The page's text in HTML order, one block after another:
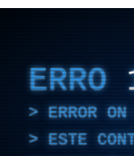
ERRO
ERROR
ESTE